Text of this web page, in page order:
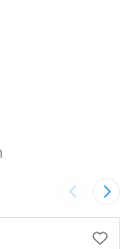
Imagem
FAVORITOS